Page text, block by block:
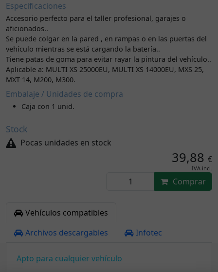
Especificaciones
Accesorio perfecto para el taller profesional, garajes o
aficionados..
Se puede colgar en la pared , en rampas o en las puertas del
vehículo mientras se está cargando la batería..
Tiene patas de goma para evitar rayar la pintura del vehículo..
Aplicable a: MULTI XS 25000EU, MULTI XS 14000EU, MXS 25,
MXT 14, M200, M300.
Embalaje / Unidades de compra
Caja con 1 unid.
Stock
Pocas unidades en stock
39,88 €
IVA incl.
Comprar
Vehículos compatibles
Archivos descargables
Infotec
Apto para cualquier vehículo